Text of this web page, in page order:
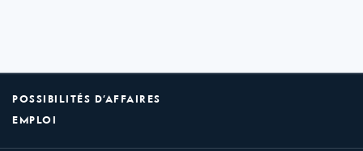
POSSIBILITÉS D’AFFAIRES
EMPLOI